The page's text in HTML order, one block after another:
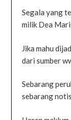
Segala yang
milik Dea
Jika mahu
dari sumber
Sebarang
sebarang